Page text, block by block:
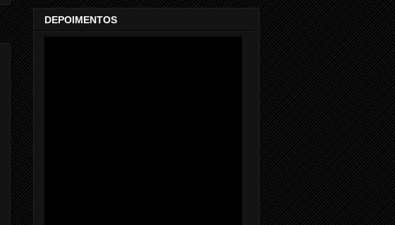
DEPOIMENTOS